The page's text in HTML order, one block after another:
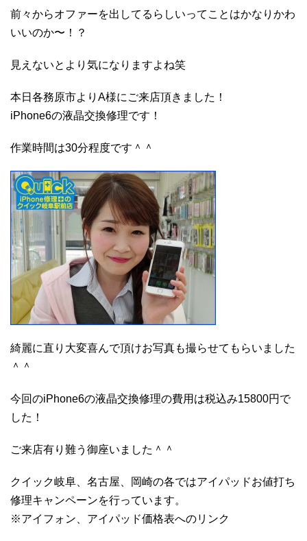
前々からオファーを出してるらしいってことはかなりかわ
いいのか〜！？
見えないとより気になりますよね笑
本日各務原市よりA様にご来店頂きました！
iPhone6の液晶交換修理です！
作業時間は30分程度です＾＾
綺麗に直り大変喜んで頂けお写真も撮らせてもらいました
＾＾
今回のiPhone6の液晶交換修理の費用は税込み15800円で
した！
ご来店有り難う御座いました＾＾
クイック岐阜、名古屋、岡崎の各ではアイパッドお値打ち
修理キャンペーンを行っています。
※アイフォン、アイパッド価格表へのリンク